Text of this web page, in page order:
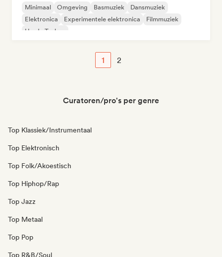
Minimaal Omgeving Basmuziek
Dansmuziek
Elektronica
Experimentele elektronica
Filmmuziek
Harde Techno
1 2
Curatoren/pro's per genre
Top Klassiek/Instrumentaal
Top Elektronisch
Top Folk/Akoestisch
Top Hiphop/Rap
Top Jazz
Top Metaal
Top Pop
Top R&B/Soul